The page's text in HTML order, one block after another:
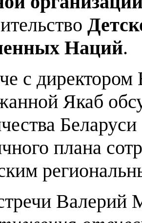
Наций.
с
Якаб
плана
Валерий